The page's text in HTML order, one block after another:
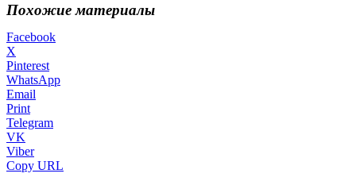
Похожие материалы
Facebook
X
Pinterest
WhatsApp
Email
Print
Telegram
VK
Viber
Copy URL